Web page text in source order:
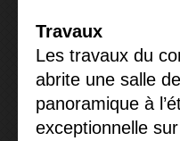
Travaux
Les travaux du
abrite une salle
panoramique à
exceptionnelle